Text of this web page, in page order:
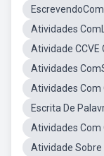
Atividades
Atividade CCVE
Atividades
Atividades Com
Escrita De
Atividades Com
Atividade Sobre